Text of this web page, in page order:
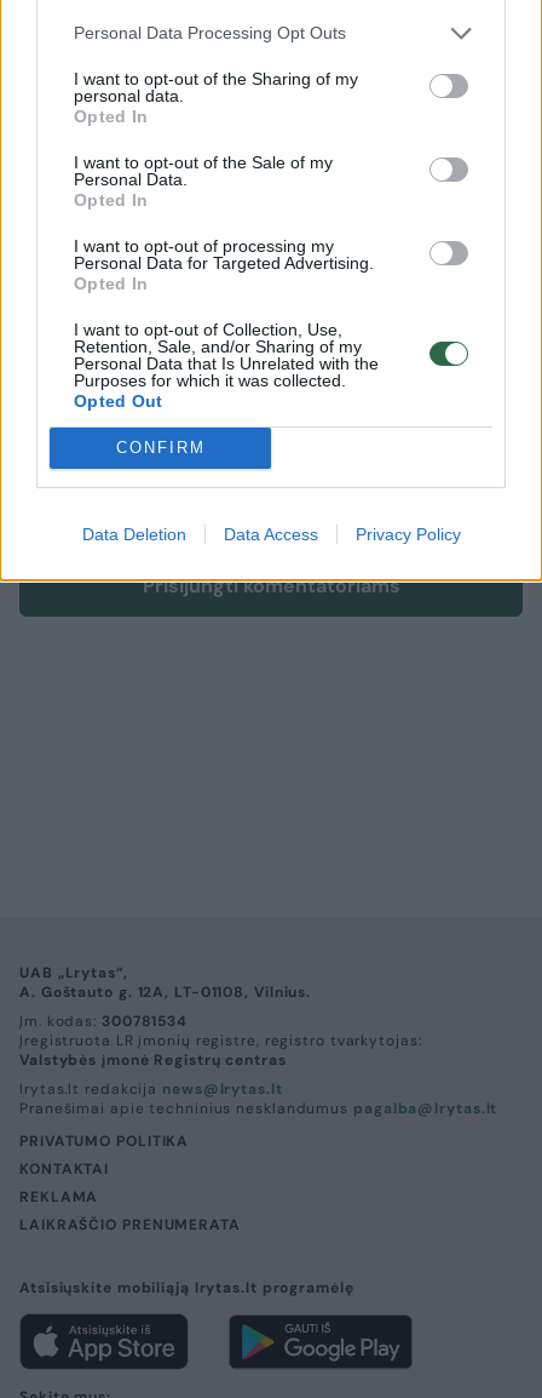
Personal Data Processing Opt Outs
I want to opt-out of the Sharing of my
personal data.
Opted In
I want to opt-out of the Sale of my
Personal Data.
Opted In
I want to opt-out of processing my
Personal Data for Targeted Advertising.
Opted In
I want to opt-out of Collection, Use,
Retention, Sale, and/or Sharing of my
Personal Data that Is Unrelated with the
Purposes for which it was collected.
Opted Out
CONFIRM
Data Deletion Data Access Privacy Policy
vyrų drabužiai Bernardo Bertolucci
Mada
Rodyti daugiau žymių
Komentuoti gali tik Lrytas registruoti vartotojai.
Prisijunkite prie registruotų vartotojų
bendruomenės ir bendraukite komentaruose!
Rodyti komentarus
Prisijungti komentatoriams
UAB „Lrytas“,
A. Goštauto g. 12A, LT-01108, Vilnius.
Įm. kodas: 300781534
Įregistruota LR įmonių registre, registro tvarkytojas:
Valstybės įmonė Registrų centras
lrytas.lt redakcija news@lrytas.lt
Pranešimai apie techninius nesklandumus pagalba@lrytas.lt
PRIVATUMO POLITIKA
KONTAKTAI
REKLAMA
LAIKRAŠČIO PRENUMERATA
Atsisiųskite mobiliąją lrytas.lt programėlę